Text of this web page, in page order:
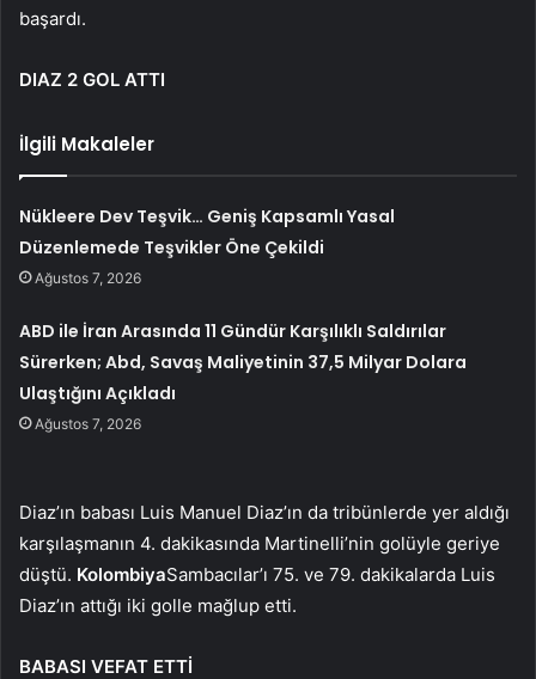
başardı.
DIAZ 2 GOL ATTI
İlgili Makaleler
Nükleere Dev Teşvik… Geniş Kapsamlı Yasal
Düzenlemede Teşvikler Öne Çekildi
Ağustos 7, 2026
ABD ile İran Arasında 11 Gündür Karşılıklı Saldırılar
Sürerken; Abd, Savaş Maliyetinin 37,5 Milyar Dolara
Ulaştığını Açıkladı
Ağustos 7, 2026
Diaz’ın babası Luis Manuel Diaz’ın da tribünlerde yer aldığı
karşılaşmanın 4. dakikasında Martinelli’nin golüyle geriye
düştü. KolombiyaSambacılar’ı 75. ve 79. dakikalarda Luis
Diaz’ın attığı iki golle mağlup etti.
BABASI VEFAT ETTİ